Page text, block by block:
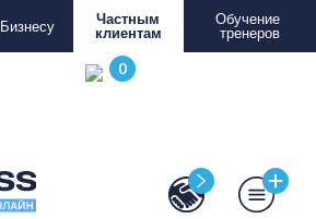
Бизнесу
Частным
клиентам
Обучение
тренеров